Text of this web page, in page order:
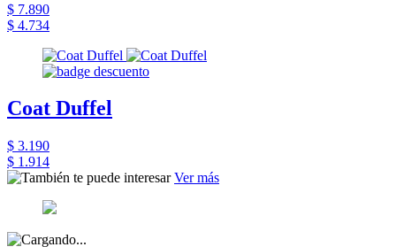
$ 7.890
$ 4.734
Coat Duffel
$ 3.190
$ 1.914
Ver más